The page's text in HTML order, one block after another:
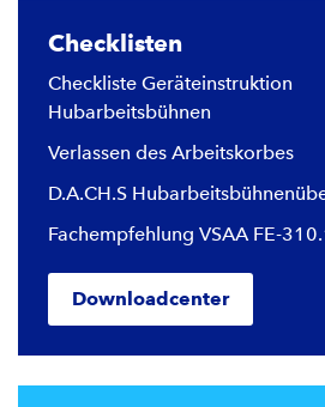
Checklisten
Checkliste Geräteinstruktion
Hubarbeitsbühnen
Verlassen des Arbeitskorbes
D.A.CH.S
Fachempfehlung VSAA FE-
Downloadcenter